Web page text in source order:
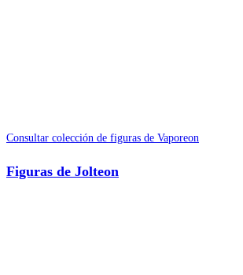
Consultar colección de figuras de Vaporeon
Figuras de Jolteon